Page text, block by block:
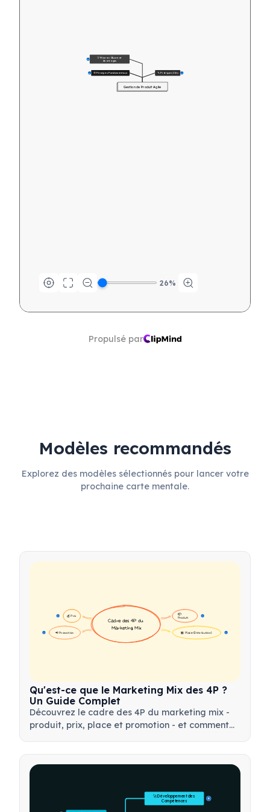
🎯 Principes Fondamentaux
15 🔧 Pratiques Clés 17
💡 Mise en Œuvre et
Avantages
12
Gestion de Produit Agile
26%
Propulsé par
Modèles recommandés
Explorez des modèles sélectionnés pour lancer votre
prochaine carte mentale.
📦
Produit
16
💰 Prix
16
🏪 Place (Distribution) 17
📢 Promotion
17
Cadre des 4P du
Marketing Mix
Qu'est-ce que le Marketing Mix des 4P ?
Un Guide Complet
Découvrez le cadre des 4P du marketing mix -
produit, prix, place et promotion - et comment
🚀 Développement des
Compétences
15